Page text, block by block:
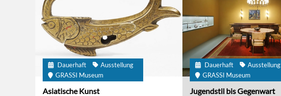
Dauerhaft
Ausstellung
GRASSI Museum
Asiatische Kunst
Dauerhaft
Ausstellung
GRASSI Museum
Jugendstil bis Gegenwart